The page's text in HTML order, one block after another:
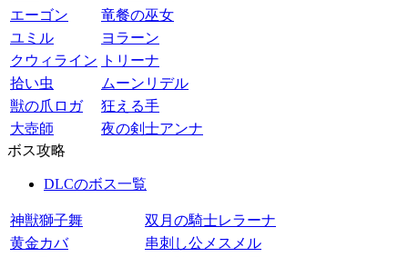
エーゴン
竜餐の巫女
ユミル
ヨラーン
クウィライン
トリーナ
拾い虫
ムーンリデル
獣の爪ロガ
狂える手
大壺師
夜の剣士アンナ
ボス攻略
DLCのボス一覧
神獣獅子舞
双月の騎士レラーナ
黄金カバ
串刺し公メスメル